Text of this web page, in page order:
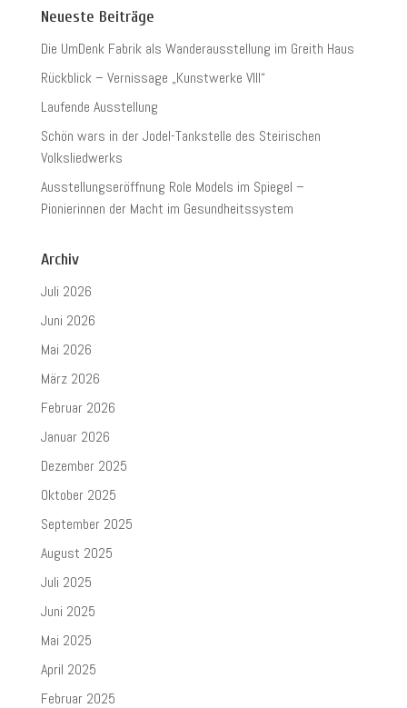
Neueste Beiträge
Die UmDenk Fabrik als Wanderausstellung im Greith Haus
Rückblick – Vernissage „Kunstwerke VIII“
Laufende Ausstellung
Schön wars in der Jodel-Tankstelle des Steirischen
Volksliedwerks
Ausstellungseröffnung Role Models im Spiegel –
Pionierinnen der Macht im Gesundheitssystem
Archiv
Juli 2026
Juni 2026
Mai 2026
März 2026
Februar 2026
Januar 2026
Dezember 2025
Oktober 2025
September 2025
August 2025
Juli 2025
Juni 2025
Mai 2025
April 2025
Februar 2025